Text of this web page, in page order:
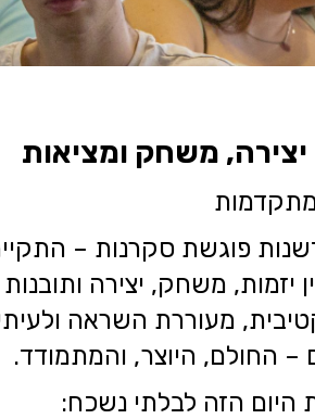
יצירה, משחק ומציאות
מתקדמות
פוגשת סקרנות –
יזמות, משחק, יצירה
מעוררת השראה
החולם, היוצר, והמתמודד.
היום הזה לבלתי נשכח: